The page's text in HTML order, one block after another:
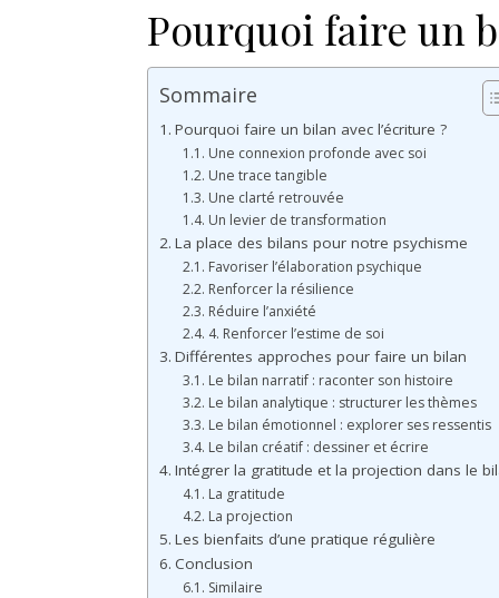
Pourquoi faire un
Sommaire
Pourquoi faire un bilan avec l’écriture ?
Une connexion profonde avec soi
Une trace tangible
Une clarté retrouvée
Un levier de transformation
La place des bilans pour notre psychisme
Favoriser l’élaboration psychique
Renforcer la résilience
Réduire l’anxiété
4. Renforcer l’estime de soi
Différentes approches pour faire un bilan
Le bilan narratif : raconter son histoire
Le bilan analytique : structurer les thèmes
Le bilan émotionnel : explorer ses ressentis
Le bilan créatif : dessiner et écrire
Intégrer la gratitude et la projection dans le
La gratitude
La projection
Les bienfaits d’une pratique régulière
Conclusion
Similaire